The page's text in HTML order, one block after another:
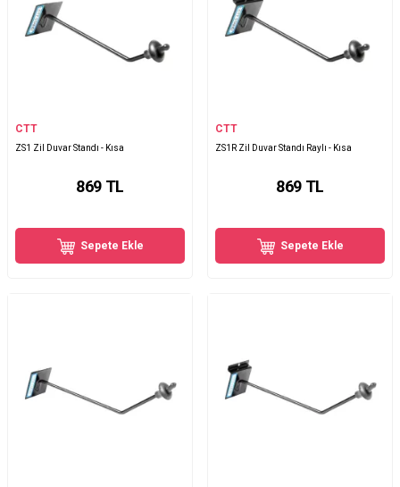
CTT
ZS1 Zil Duvar Standı - Kısa
869 TL
Sepete Ekle
CTT
ZS1R Zil Duvar Standı Raylı - Kısa
869 TL
Sepete Ekle